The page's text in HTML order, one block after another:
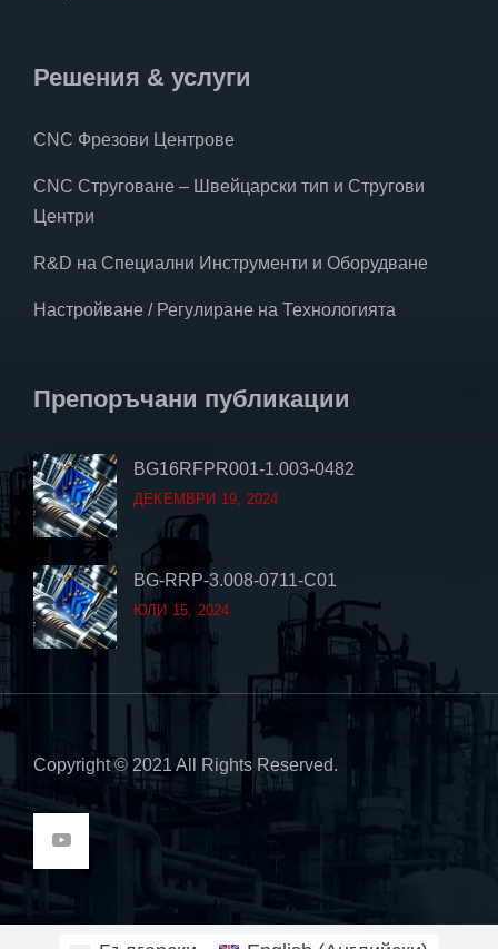
Решения & услуги
CNC Фрезови Центрове
CNC Струговане – Швейцарски тип и Стругови
Центри
R&D на Специални Инструменти и Оборудване
Настройване / Регулиране на Технологията
Препоръчани публикации
BG16RFPR001-1.003-0482
ДЕКЕМВРИ 19, 2024
BG-RRP-3.008-0711-C01
ЮЛИ 15, 2024
Copyright © 2021 All Rights Reserved.